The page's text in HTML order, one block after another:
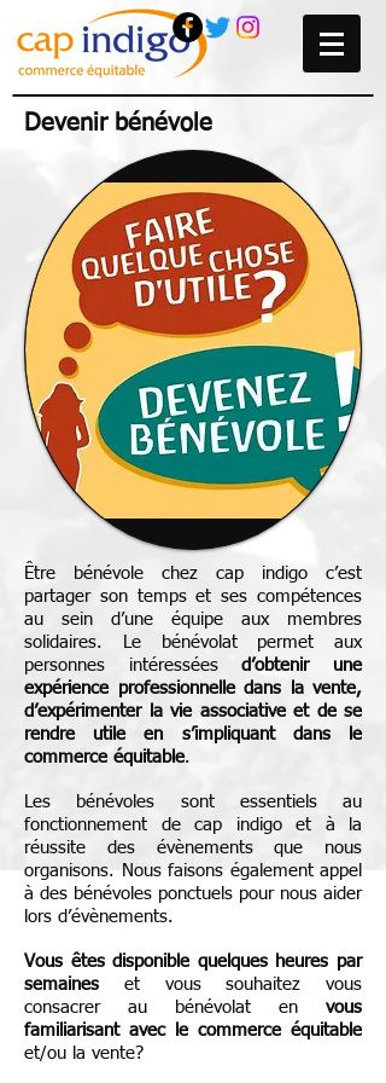
Devenir bénévole
Être bénévole chez cap indigo c’est
partager son temps et ses compétences
au sein d’une équipe aux membres
solidaires. Le bénévolat permet aux
personnes intéresséesd’obtenir une
expérience professionnelle dans la vente,
d’expérimenter la vie associative et de se
rendre utile en s’impliquant dans le
commerce équitable.
Les bénévoles sont essentiels au
fonctionnement de cap indigo et à la
réussite des évènements que nous
organisons. Nous faisons également appel
à des bénévoles ponctuels pour nous aider
lors d’évènements.
Vous êtes disponible quelques heures par
semaines et vous souhaitez vous
consacrer au bénévolat en vous
familiarisant avec le commerce équitable
et/ou la vente?